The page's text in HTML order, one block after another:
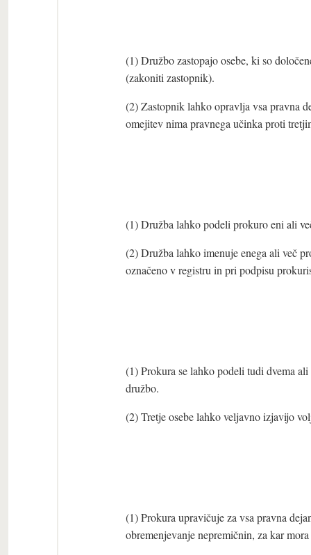
(1) Družbo zastopajo osebe, ki so
(zakoniti zastopnik).
(2) Zastopnik lahko opravlja vsa pravna
omejitev nima pravnega učinka proti
(1) Družba lahko podeli prokuro eni ali
(2) Družba lahko imenuje enega ali več
označeno v registru in pri podpisu
(1) Prokura se lahko podeli tudi dvema
družbo.
(2) Tretje osebe lahko veljavno izjavijo
(1) Prokura upravičuje za vsa pravna
obremenjevanje nepremičnin, za kar